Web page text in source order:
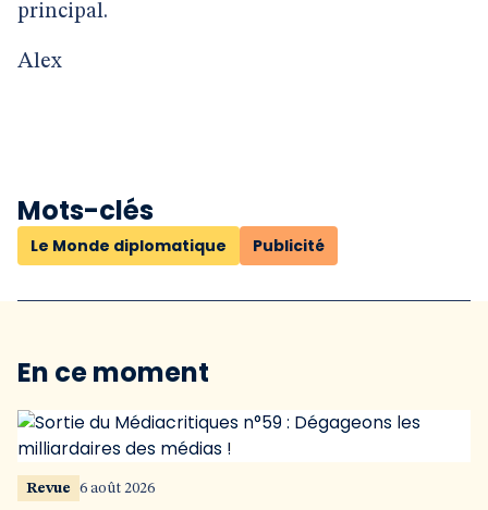
principal.
Alex
Mots-clés
Le Monde diplomatique Publicité
En ce moment
Revue 6 août 2026